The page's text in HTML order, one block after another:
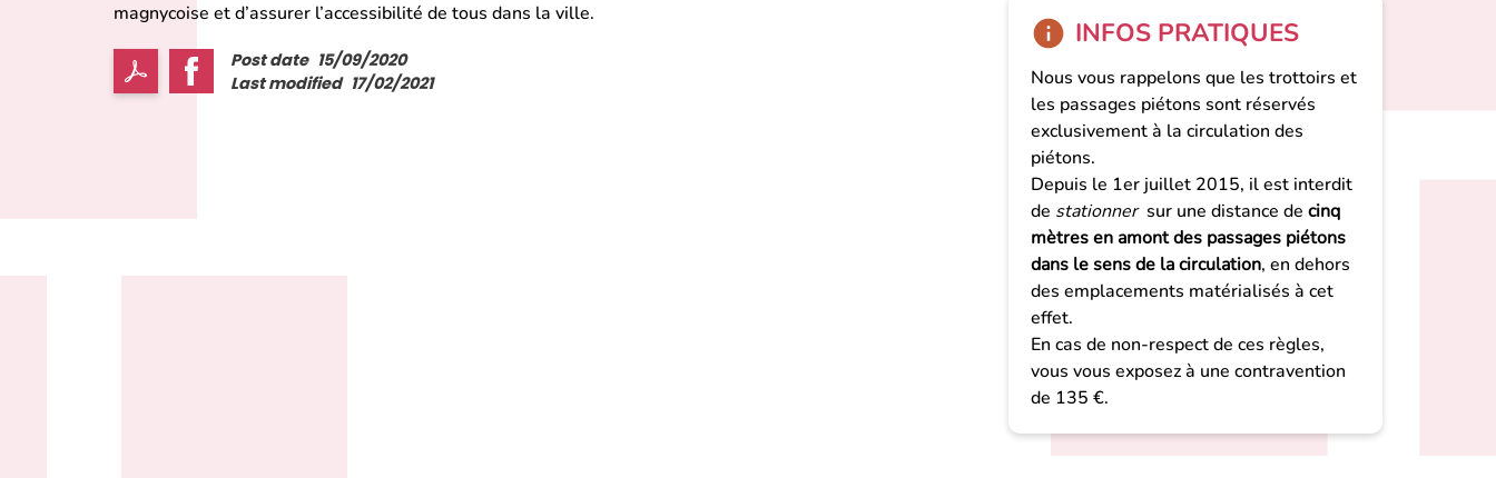
magnycoise et d’assurer l’accessibilité de tous dans la ville.
Post date 15/09/2020
Last modified 17/02/2021
INFOS PRATIQUES
Nous vous rappelons que les trottoirs et
les passages piétons sont réservés
exclusivement à la circulation des
piétons.
Depuis le 1er juillet 2015, il est interdit
de stationnersur une distance de cinq
mètres en amont des passages piétons
dans le sens de la circulation, en dehors
des emplacements matérialisés à cet
effet.
En cas de non-respect de ces règles,
vous vous exposez à une contravention
de 135 €.